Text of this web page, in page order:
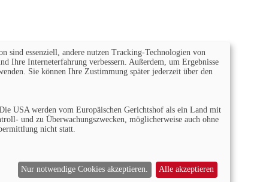
sind essenziell, andere nutzen Tracking-Technologien von
Ihre Interneterfahrung verbessern. Außerdem, um Ergebnisse
Sie können Ihre Zustimmung später jederzeit über den
USA werden vom Europäischen Gerichtshof als ein Land mit
und zu Überwachungszwecken, möglicherweise auch ohne
nicht statt.
Nur notwendige Cookies akzeptieren. Alle akzeptieren